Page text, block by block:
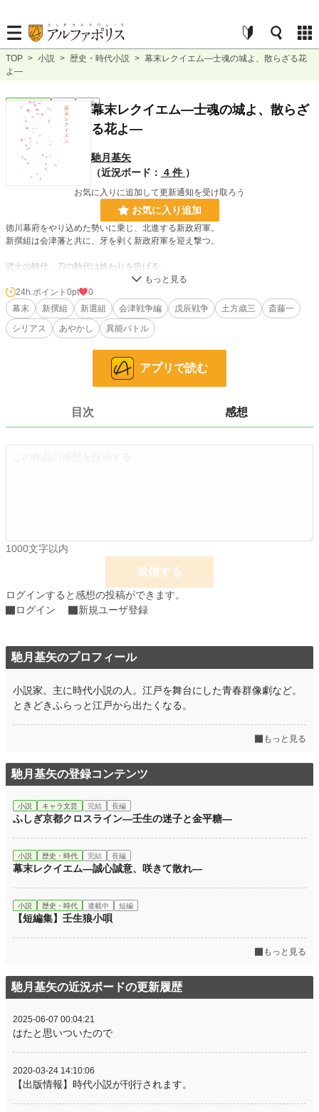
TOP > 小説 > 歴史・時代小説 > 幕末レクイエム―士魂の城よ、散らざる花
よ―
歴史・時代 長編幕末レクイエム―士魂の城よ、散らざ
る花よ―
馳月基矢
（近況ボード： 4 件 ）
お気に入りに追加して更新通知を受け取ろう
お気に入り追加
徳川幕府をやり込めた勢いに乗じ、北進する新政府軍。
新撰組は会津藩と共に、牙を剥く新政府軍を迎え撃つ。
武士の時代、刀の時代は終わりを告げる。
ならば、刀を執る己はどこで滅ぶべきか。
否、ここで滅ぶわけにはいかない。
士魂は花と咲き、決して散らない。
あやかし狩りの力を持ち、無敵の剣を謳われる斎藤一。
連載：2019.4.19-5.1 ( 6:30 & 18:30 )
文字数 146,190
初回公開日時 2019.04.01 11:00
週間ポイント 0 pt (228,924 位)
年間ポイント 735 pt (92,569 位)
累計ポイント 24,887 pt (64,069 位)
24h.ポイント 0pt
0
幕末
新撰組 新選組 会津戦争編 戊辰戦争 土方歳三
斎藤一
シリアス
あやかし 異能バトル
アプリで読む
目次 感想
1000文字以内
送信する
ログインすると感想の投稿ができます。
ログイン
新規ユーザ登録
馳月基矢のプロフィール
小説家。主に時代小説の人。江戸を舞台にした青春群像劇など。
ときどきふらっと江戸から出たくなる。
もっと見る
馳月基矢の登録コンテンツ
小説 キャラ文芸 完結 長編
ふしぎ京都クロスライン―壬生の迷子と金平糖―
小説 歴史・時代 完結 長編
幕末レクイエム―誠心誠意、咲きて散れ―
小説 歴史・時代 連載中 短編
【短編集】壬生狼小唄
もっと見る
馳月基矢の近況ボードの更新履歴
2025-06-07 00:04:21
はたと思いついたので
2020-03-24 14:10:06
【出版情報】時代小説が刊行されます。